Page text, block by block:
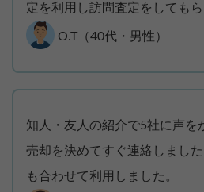
定を利用し訪問査定をしてもら
O.T（40代・男性）
知人・友人の紹介で5社に声を
売却を決めてすぐ連絡しまし
も合わせて利用しました。